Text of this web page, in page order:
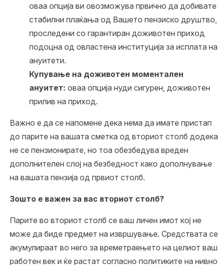
оваа опција ви овозможува првично да добивате
стабилни плаќања од Вашето пензиско друштво,
проследени со гарантиран доживотен приход
подоцна од овластена институција за исплата на
ануитети.
Купување на доживотен моментален
ануитет: оваа опција нуди сигурен, доживотен
прилив на приход.
Важно е да се напомене дека нема да имате пристап
до парите на вашата сметка од вториот столб додека
не се пензионирате, но тоа обезбедува вреден
дополнителен слој на безбедност како дополнување
на вашата пензија од првиот столб.
Зошто е важен за вас вториот столб?
Парите во вториот столб се ваш личен имот кој не
може да биде предмет на извршување. Средствата се
акумулираат во него за времетраењето на целиот ваш
работен век и ќе растат согласно политиките на нивно